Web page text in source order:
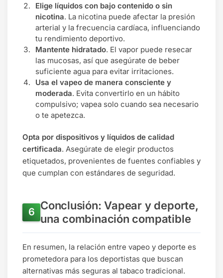
Elige líquidos con bajo contenido o sin
nicotina. La nicotina puede afectar la presión
arterial y la frecuencia cardíaca, influenciando
tu rendimiento deportivo.
Mantente hidratado. El vapor puede resecar
las mucosas, así que asegúrate de beber
suficiente agua para evitar irritaciones.
Usa el vapeo de manera consciente y
moderada. Evita convertirlo en un hábito
compulsivo; vapea solo cuando sea necesario
o te apetezca.
Opta por dispositivos y líquidos de calidad
certificada. Asegúrate de elegir productos
etiquetados, provenientes de fuentes confiables y
que cumplan con estándares de seguridad.
Conclusión: Vapear y deporte,
una combinación compatible
En resumen, la relación entre vapeo y deporte es
prometedora para los deportistas que buscan
alternativas más seguras al tabaco tradicional.